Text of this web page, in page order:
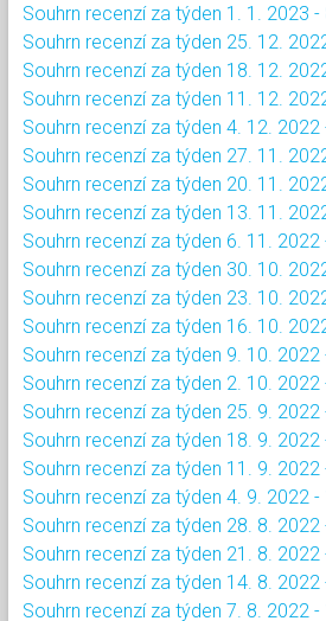
Souhrn recenzí za týden 1. 1. 2023 -
Souhrn recenzí za týden 25. 12. 2022
Souhrn recenzí za týden 18. 12. 2022
Souhrn recenzí za týden 11. 12. 2022
Souhrn recenzí za týden 4. 12. 2022 -
Souhrn recenzí za týden 27. 11. 2022
Souhrn recenzí za týden 20. 11. 2022
Souhrn recenzí za týden 13. 11. 2022
Souhrn recenzí za týden 6. 11. 2022 -
Souhrn recenzí za týden 30. 10. 2022
Souhrn recenzí za týden 23. 10. 2022
Souhrn recenzí za týden 16. 10. 2022
Souhrn recenzí za týden 9. 10. 2022 -
Souhrn recenzí za týden 2. 10. 2022 -
Souhrn recenzí za týden 25. 9. 2022 -
Souhrn recenzí za týden 18. 9. 2022 -
Souhrn recenzí za týden 11. 9. 2022 -
Souhrn recenzí za týden 4. 9. 2022 -
Souhrn recenzí za týden 28. 8. 2022 -
Souhrn recenzí za týden 21. 8. 2022 -
Souhrn recenzí za týden 14. 8. 2022 -
Souhrn recenzí za týden 7. 8. 2022 -